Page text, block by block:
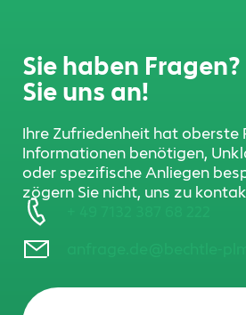
Sie haben
Sie uns an!
Ihre Zufriedenheit hat oberste
Informationen benötigen,
oder spezifische Anliegen
zögern Sie nicht, uns zu